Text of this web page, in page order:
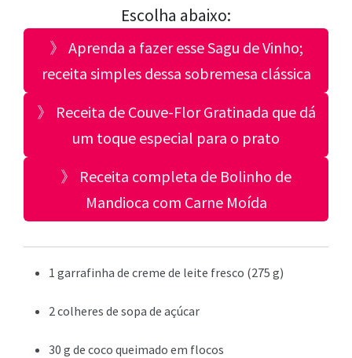
Escolha abaixo:
》 Aprenda a fazer esse Sagu de Vinho;
receita simples dessa sobremesa clássica
》 Receita de Couve-Flor Gratinada que dá
um toque especial para o prato
》 Receita completa de Bolinho de
Mandioca com Carne Moída
1 garrafinha de creme de leite fresco (275 g)
2 colheres de sopa de açúcar
30 g de coco queimado em flocos